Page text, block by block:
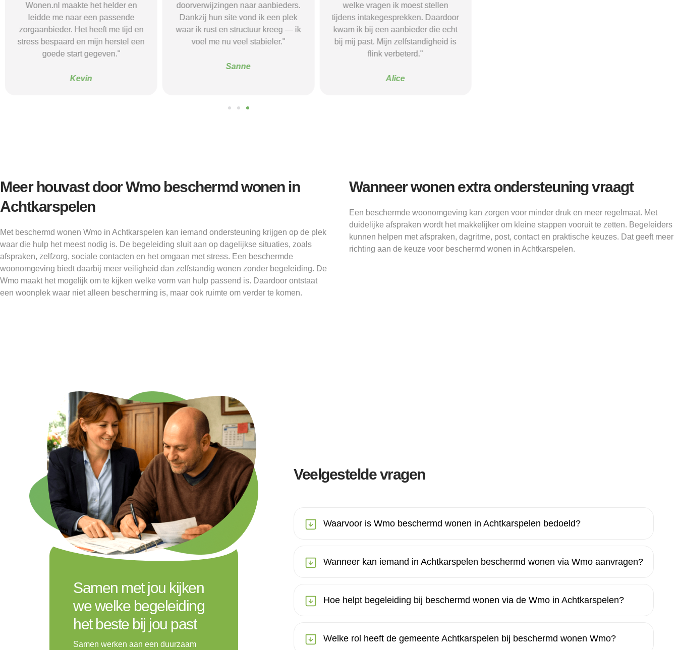
Wonen.nl maakte het helder en
leidde me naar een passende
zorgaanbieder. Het heeft me tijd en
stress bespaard en mijn herstel een
goede start gegeven."
Kevin
doorverwijzingen naar aanbieders.
Dankzij hun site vond ik een plek
waar ik rust en structuur kreeg — ik
voel me nu veel stabieler."
Sanne
welke vragen ik moest stellen
tijdens intakegesprekken. Daardoor
kwam ik bij een aanbieder die echt
bij mij past. Mijn zelfstandigheid is
flink verbeterd."
Alice
Meer houvast door Wmo beschermd wonen in
Achtkarspelen
Met beschermd wonen Wmo in Achtkarspelen kan iemand ondersteuning krijgen op de plek
waar die hulp het meest nodig is. De begeleiding sluit aan op dagelijkse situaties, zoals
afspraken, zelfzorg, sociale contacten en het omgaan met stress. Een beschermde
woonomgeving biedt daarbij meer veiligheid dan zelfstandig wonen zonder begeleiding. De
Wmo maakt het mogelijk om te kijken welke vorm van hulp passend is. Daardoor ontstaat
een woonplek waar niet alleen bescherming is, maar ook ruimte om verder te komen.
Wanneer wonen extra ondersteuning vraagt
Een beschermde woonomgeving kan zorgen voor minder druk en meer regelmaat. Met
duidelijke afspraken wordt het makkelijker om kleine stappen vooruit te zetten. Begeleiders
kunnen helpen met afspraken, dagritme, post, contact en praktische keuzes. Dat geeft meer
richting aan de keuze voor beschermd wonen in Achtkarspelen.
Samen met jou kijken
we welke begeleiding
het beste bij jou past
Samen werken aan een duurzaam
Veelgestelde vragen
Waarvoor is Wmo beschermd wonen in Achtkarspelen bedoeld?
Wanneer kan iemand in Achtkarspelen beschermd wonen via Wmo aanvragen?
Hoe helpt begeleiding bij beschermd wonen via de Wmo in Achtkarspelen?
Welke rol heeft de gemeente Achtkarspelen bij beschermd wonen Wmo?